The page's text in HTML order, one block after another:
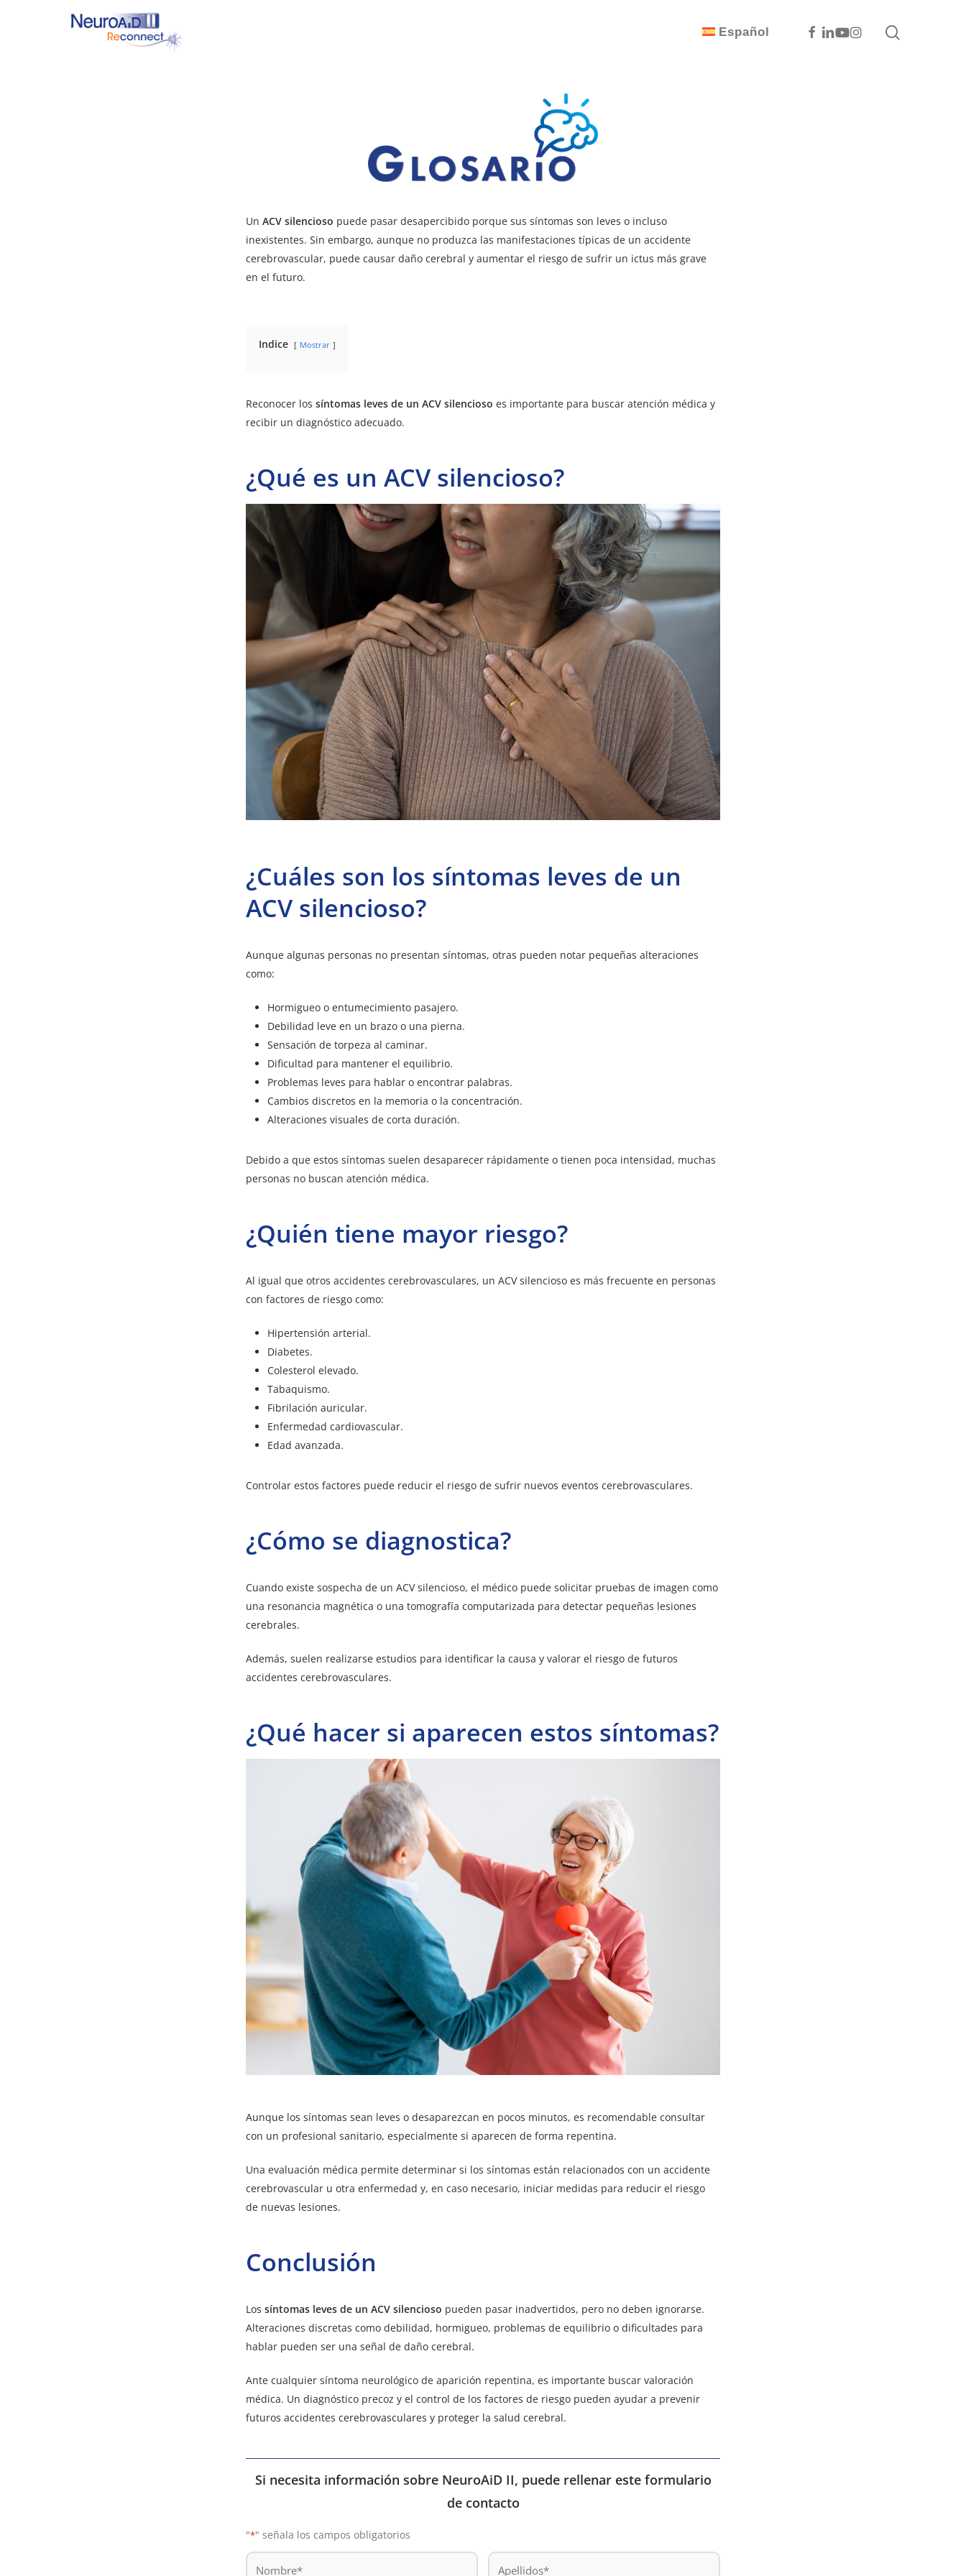
Español Facebook
Linkedin
Youtube
Instagram
UnACV silencioso puede pasar desapercibido porque sus síntomas son leves o incluso
inexistentes. Sin embargo, aunque no produzca las manifestaciones típicas de un accidente
cerebrovascular, puede causar daño cerebral y aumentar el riesgo de sufrir un ictus más grave
en el futuro.
Indice Mostrar
Reconocer lossíntomas leves de un ACV silencioso es importante para buscar atención médica y
recibir un diagnóstico adecuado.
¿Qué es un ACV silencioso?
¿Cuáles son los síntomas leves de un
ACV silencioso?
Aunque algunas personas no presentan síntomas, otras pueden notar pequeñas alteraciones
como:
Hormigueo o entumecimiento pasajero.
Debilidad leve en un brazo o una pierna.
Sensación de torpeza al caminar.
Dificultad para mantener el equilibrio.
Problemas leves para hablar o encontrar palabras.
Cambios discretos en la memoria o la concentración.
Alteraciones visuales de corta duración.
Debido a que estos síntomas suelendesaparecer rápidamente o tienen poca intensidad, muchas
personas no buscan atención médica.
¿Quién tiene mayor riesgo?
Al igual que otros accidentes cerebrovasculares, un ACV silencioso es más frecuente en personas
con factores de riesgo como:
Hipertensión arterial.
Diabetes.
Colesterol elevado.
Tabaquismo.
Fibrilación auricular.
Enfermedad cardiovascular.
Edad avanzada.
Controlar estos factores puede reducir el riesgo de sufrir nuevos eventos cerebrovasculares.
¿Cómo se diagnostica?
Cuando existe sospecha de un ACV silencioso, el médico puede solicitar pruebas de imagen como
una resonancia magnética o una tomografía computarizada para detectar pequeñas lesiones
cerebrales.
Además, suelen realizarse estudios para identificar la causa y valorar el riesgo defuturos
accidentes cerebrovasculares.
¿Qué hacer si aparecen estos síntomas?
Aunque los síntomas sean leves o desaparezcan en pocos minutos, es recomendable consultar
con un profesional sanitario, especialmente si aparecen de forma repentina.
Una evaluación médica permite determinar si los síntomas están relacionados con un accidente
cerebrovascular u otra enfermedad y, en caso necesario, iniciar medidas para reducir el riesgo
de nuevas lesiones.
Conclusión
Lossíntomas leves de un ACV silencioso pueden pasar inadvertidos, pero no deben ignorarse.
Alteraciones discretas como debilidad, hormigueo, problemas de equilibrio o dificultades para
hablar pueden ser una señal de daño cerebral.
Ante cualquier síntoma neurológico de aparición repentina, es importante buscar valoración
médica. Un diagnóstico precoz y el control de los factores de riesgo pueden ayudar a prevenir
futuros accidentes cerebrovasculares y proteger la salud cerebral.
Si necesita información sobre NeuroAiD II, puede rellenar este formulario
de contacto
"*" señala los campos obligatorios
De